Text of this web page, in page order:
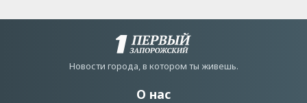
Новости города, в котором ты живешь.
О нас